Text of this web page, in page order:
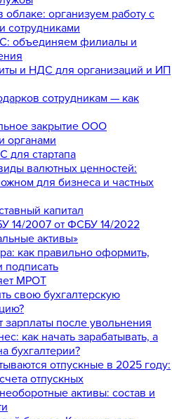
облаке: организуем работу с
сотрудниками
объединяем филиалы и
и НДС для организаций и ИП
сотрудникам — как
закрытие ООО
органами
для стартапа
валютных ценностей:
для бизнеса и частных
капитал
14/2007 от ФСБУ 14/2022
активы»
как правильно оформить,
подписать
МРОТ
свою бухгалтерскую
зарплаты после увольнения
как начать зарабатывать, а
бухгалтерии?
отпускные в 2025 году:
отпускных
активы: состав и